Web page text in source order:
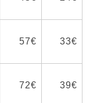
57€ 33€
72€ 39€